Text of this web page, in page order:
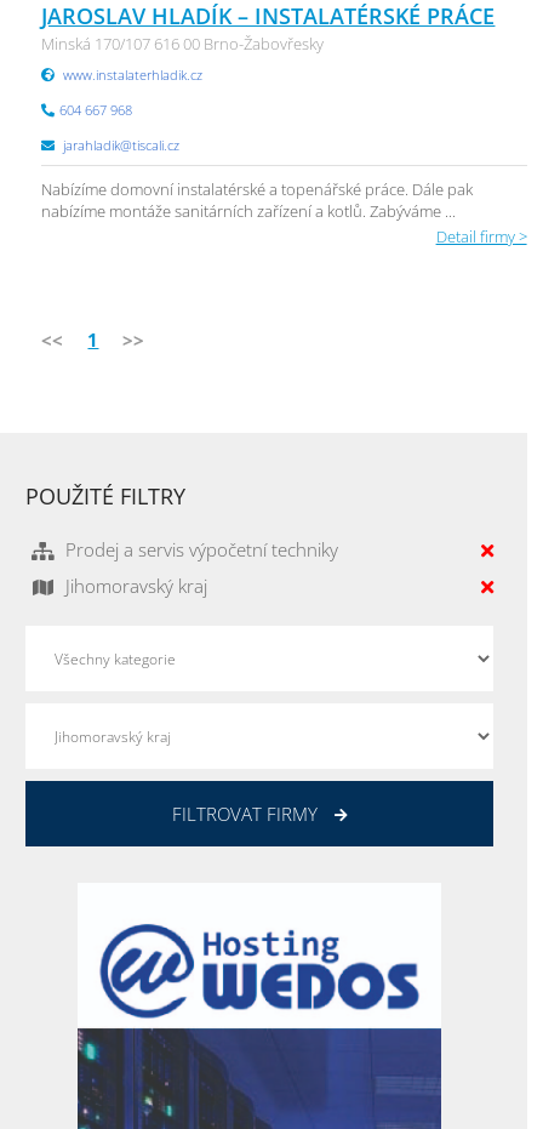
JAROSLAV HLADÍK – INSTALATÉRSKÉ PRÁCE
Minská 170/107 616 00 Brno-Žabovřesky
www.instalaterhladik.cz
604 667 968
jarahladik@tiscali.cz
Nabízíme domovní instalatérské a topenářské práce. Dále pak
nabízíme montáže sanitárních zařízení a kotlů. Zabýváme ...
Detail firmy >
<< 1 >>
POUŽITÉ FILTRY
Prodej a servis výpočetní techniky
Jihomoravský kraj
FILTROVAT FIRMY